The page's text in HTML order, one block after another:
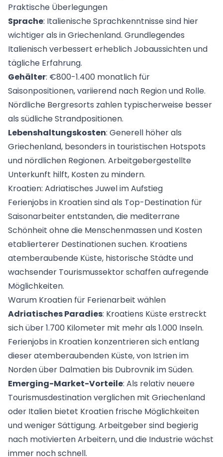
Praktische Überlegungen
Sprache: Italienische Sprachkenntnisse sind hier
wichtiger als in Griechenland. Grundlegendes
Italienisch verbessert erheblich Jobaussichten und
tägliche Erfahrung.
Gehälter: €800-1.400 monatlich für
Saisonpositionen, variierend nach Region und Rolle.
Nördliche Bergresorts zahlen typischerweise besser
als südliche Strandpositionen.
Lebenshaltungskosten: Generell höher als
Griechenland, besonders in touristischen Hotspots
und nördlichen Regionen. Arbeitgebergestellte
Unterkunft hilft, Kosten zu mindern.
Kroatien: Adriatisches Juwel im Aufstieg
Ferienjobs in Kroatien sind als Top-Destination für
Saisonarbeiter entstanden, die mediterrane
Schönheit ohne die Menschenmassen und Kosten
etablierterer Destinationen suchen. Kroatiens
atemberaubende Küste, historische Städte und
wachsender Tourismussektor schaffen aufregende
Möglichkeiten.
Warum Kroatien für Ferienarbeit wählen
Adriatisches Paradies: Kroatiens Küste erstreckt
sich über 1.700 Kilometer mit mehr als 1.000 Inseln.
Ferienjobs in Kroatien konzentrieren sich entlang
dieser atemberaubenden Küste, von Istrien im
Norden über Dalmatien bis Dubrovnik im Süden.
Emerging-Market-Vorteile: Als relativ neuere
Tourismusdestination verglichen mit Griechenland
oder Italien bietet Kroatien frische Möglichkeiten
und weniger Sättigung. Arbeitgeber sind begierig
nach motivierten Arbeitern, und die Industrie wächst
immer noch schnell.